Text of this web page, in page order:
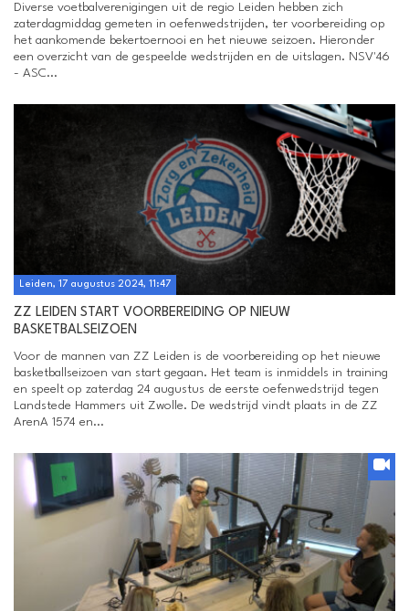
Diverse voetbalverenigingen uit de regio Leiden hebben zich
zaterdagmiddag gemeten in oefenwedstrijden, ter voorbereiding op
het aankomende bekertoernooi en het nieuwe seizoen. Hieronder
een overzicht van de gespeelde wedstrijden en de uitslagen. NSV'46
- ASC...
Leiden, 17 augustus 2024, 11:47
ZZ LEIDEN START VOORBEREIDING OP NIEUW
BASKETBALSEIZOEN
Voor de mannen van ZZ Leiden is de voorbereiding op het nieuwe
basketballseizoen van start gegaan. Het team is inmiddels in training
en speelt op zaterdag 24 augustus de eerste oefenwedstrijd tegen
Landstede Hammers uit Zwolle. De wedstrijd vindt plaats in de ZZ
ArenA 1574 en...